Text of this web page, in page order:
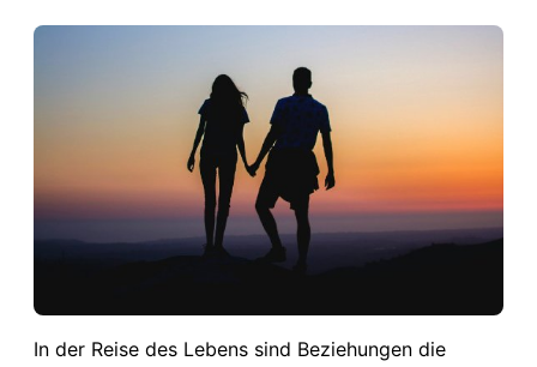
In der Reise des Lebens sind Beziehungen die